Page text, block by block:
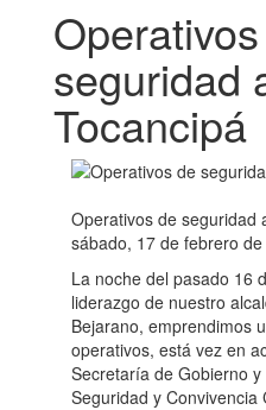
seguridad
Tocancipá
Operativos de seguridad
sábado, 17 de febrero
La noche del pasado 16
liderazgo de nuestro
Bejarano, emprendimos
operativos, está vez en
Secretaría de Gobierno
Seguridad y Convivencia